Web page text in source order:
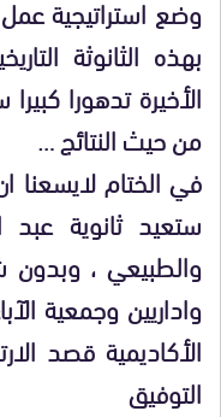
وضع استراتيجية
بهذه الثانوثة
الأخيرة تدهورا
من حيث النتائج …
في الختام لايسعنا
ستعيد ثانوية
والطبيعي ، وبدون
واداريين وجمعية
الأكاديمية قصد
التوفيق